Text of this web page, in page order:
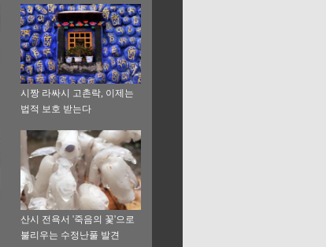
시짱 라싸시 고촌락, 이제는
법적 보호 받는다
산시 전욕서 '죽음의 꽃'으로
불리우는 수정난풀 발견